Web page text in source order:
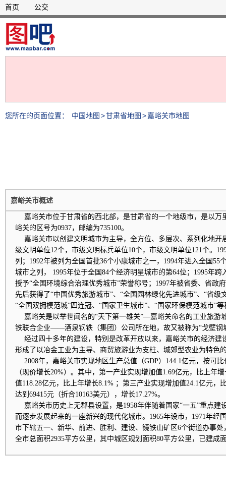
首页 公交
您所在的页面位置： 中国地图 >甘肃省地图 >嘉峪关市地图
嘉峪关市概述
嘉峪关市位于甘肃省的西北部，是甘肃省的一个地级市，是以万
峪关的区号为0937，邮编为735100。
嘉峪关市以创建文明城市为主导，全方位、多层次、系列化地开
级文明单位12个，市级文明标兵单位10个，市级文明单位121个。
列；1992年被列为全国首批36个小康城市之一，1994年进入全国55
城市之列， 1995年位于全国84个经济明星城市的第64位；1995年跨
授予“全国环境综合治理优秀城市”荣誉称号；1997年被省委、省政
先后获得了“中国优秀旅游城市”、“全国园林绿化先进城市”、“省级
“全国双拥模范城”四连冠、“国家卫生城市”、“国家环保模范城市”
嘉峪关是以举世闻名的“天下第一雄关”—嘉峪关命名的工业旅游
铁联合企业——酒泉钢铁（集团）公司所在地，故又被称为“戈壁钢
经过四十多年的建设，特别是改革开放以来，嘉峪关市的经济建
形成了以冶金工业为主导、商贸旅游业为支柱、城郊型农业为特色
2008年，嘉峪关市实现地区生产总值（GDP）144.1亿元，按可
（现价增长20%）。其中，第一产业实现增加值1.69亿元，比上年
值118.28亿元，比上年增长8.1% ；第三产业实现增加值24.1亿元，
达到69415元（折合10163美元），增长17.27%。
嘉峪关市历史上无郡县设置，是1958年伴随着国家“一五”重点建
而逐步发展起来的一座新兴的现代化城市。1965年设市，1971年经
市下辖五一、新华、前进、胜利、建设、镜铁山矿区6个街道办事
全市总面积2935平方公里，其中城区规划面积80平方公里，已建成